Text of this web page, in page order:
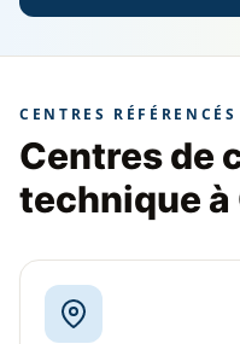
CENTRES RÉFÉRENCÉS
Centres de
technique